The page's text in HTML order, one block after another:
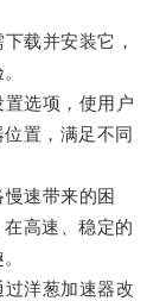
载并安装它，
选项，使用户
置，满足不同
速带来的困
高速、稳定的
洋葱加速器改